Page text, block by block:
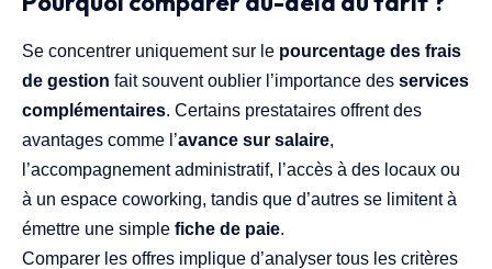
Se concentrer uniquement sur le pourcentage des frais
de gestion fait souvent oublier l’importance des services
complémentaires. Certains prestataires offrent des
avantages comme l’avance sur salaire,
l’accompagnement administratif, l’accès à des locaux ou
à un espace coworking, tandis que d’autres se limitent à
émettre une simple fiche de paie.
Comparer les offres implique d’analyser tous les critères